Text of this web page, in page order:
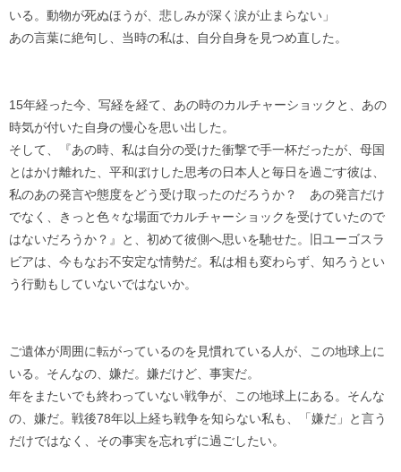
いる。動物が死ぬほうが、悲しみが深く涙が止まらない」
あの言葉に絶句し、当時の私は、自分自身を見つめ直した。
15年経った今、写経を経て、あの時のカルチャーショックと、あの
時気が付いた自身の慢心を思い出した。
そして、『あの時、私は自分の受けた衝撃で手一杯だったが、母国
とはかけ離れた、平和ぼけした思考の日本人と毎日を過ごす彼は、
私のあの発言や態度をどう受け取ったのだろうか？ あの発言だけ
でなく、きっと色々な場面でカルチャーショックを受けていたので
はないだろうか？』と、初めて彼側へ思いを馳せた。旧ユーゴスラ
ビアは、今もなお不安定な情勢だ。私は相も変わらず、知ろうとい
う行動もしていないではないか。
ご遺体が周囲に転がっているのを見慣れている人が、この地球上に
いる。そんなの、嫌だ。嫌だけど、事実だ。
年をまたいでも終わっていない戦争が、この地球上にある。そんな
の、嫌だ。戦後78年以上経ち戦争を知らない私も、「嫌だ」と言う
だけではなく、その事実を忘れずに過ごしたい。